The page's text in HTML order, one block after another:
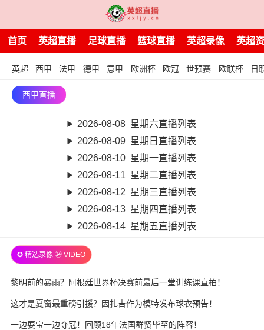
首页 英超直播 足球直播 篮球直播 英超录像 英超
英超 西甲 法甲 德甲 意甲 欧洲杯 欧冠 世预赛 欧联杯 日
西甲直播
2026-08-08 星期六直播列表
2026-08-09 星期日直播列表
2026-08-10 星期一直播列表
2026-08-11 星期二直播列表
2026-08-12 星期三直播列表
2026-08-13 星期四直播列表
2026-08-14 星期五直播列表
✪ 精选录像 ㉔ VIDEO
黎明前的暴雨？阿根廷世界杯决赛前最后一堂训练课直拍！
这才是夏窗最重磅引援？因扎吉作为模特发布球衣预告！
一边耍宝一边夺冠！回顾18年法国群贤毕至的阵容！